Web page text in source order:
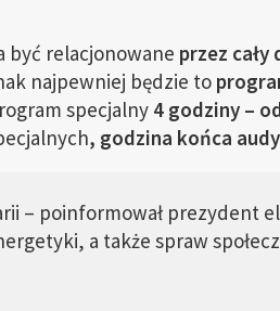
być relacjonowane przez cały
najpewniej będzie to
specjalny4 godziny –
, godzina końca
– poinformował prezydent
a także spraw